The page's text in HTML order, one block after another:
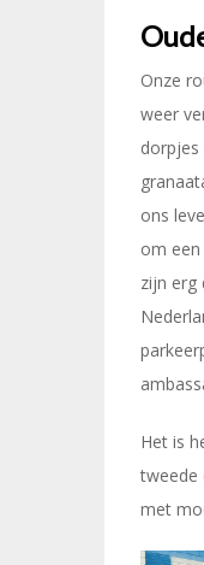
Onze
weer
ons
om
zijn erg
Het is
tweede
met